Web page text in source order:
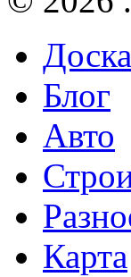
Доска
Блог
Авто
Карта